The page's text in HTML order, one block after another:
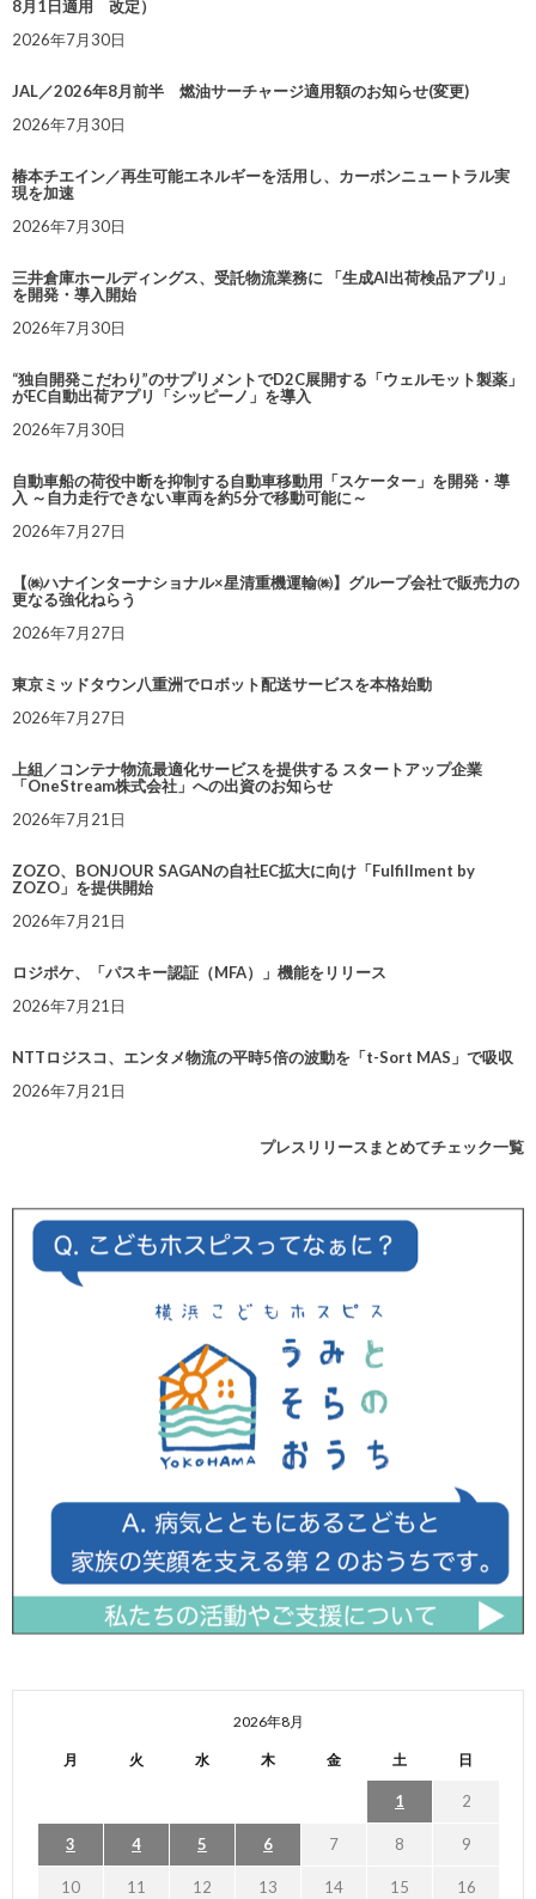
8月1日適用 改定）
2026年7月30日
JAL／2026年8月前半 燃油サーチャージ適用額のお知らせ(変更)
2026年7月30日
椿本チエイン／再生可能エネルギーを活用し、カーボンニュートラル実
現を加速
2026年7月30日
三井倉庫ホールディングス、受託物流業務に 「生成AI出荷検品アプリ」
を開発・導入開始
2026年7月30日
“独自開発こだわり”のサプリメントでD2C展開する「ウェルモット製薬」
がEC自動出荷アプリ「シッピーノ」を導入
2026年7月30日
自動車船の荷役中断を抑制する自動車移動用「スケーター」を開発・導
入 ～自力走行できない車両を約5分で移動可能に～
2026年7月27日
【㈱ハナインターナショナル×星清重機運輸㈱】グループ会社で販売力の
更なる強化ねらう
2026年7月27日
東京ミッドタウン八重洲でロボット配送サービスを本格始動
2026年7月27日
上組／コンテナ物流最適化サービスを提供する スタートアップ企業
「OneStream株式会社」への出資のお知らせ
2026年7月21日
ZOZO、BONJOUR SAGANの自社EC拡大に向け「Fulfillment by
ZOZO」を提供開始
2026年7月21日
ロジポケ、「パスキー認証（MFA）」機能をリリース
2026年7月21日
NTTロジスコ、エンタメ物流の平時5倍の波動を「t-Sort MAS」で吸収
2026年7月21日
プレスリリースまとめてチェック一覧
2026年8月
月 火 水 木 金 土 日
1 2
3 4 5 6 7 8 9
10 11 12 13 14 15 16